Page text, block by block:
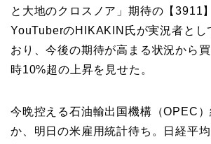
と大地のクロスノア」期待の【3911
YouTuberのHIKAKIN氏が実況者とし
おり、今後の期待が高まる状況から
時10%超の上昇を見せた。
今晩控える石油輸出国機構（OPEC
か、明日の米雇用統計待ち。日経平均